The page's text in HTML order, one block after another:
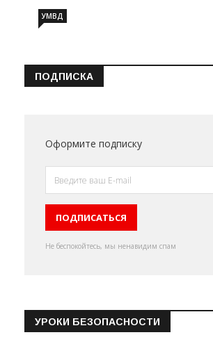
УМВД
ПОДПИСКА
Оформите подписку
Не беспокойтесь, мы ненавидим спам
УРОКИ БЕЗОПАСНОСТИ